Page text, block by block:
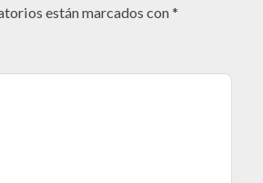
están marcados con*